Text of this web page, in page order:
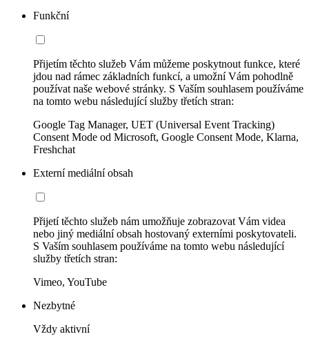
Funkční
Přijetím těchto služeb Vám můžeme poskytnout funkce, které
jdou nad rámec základních funkcí, a umožní Vám pohodlně
používat naše webové stránky. S Vaším souhlasem používáme
na tomto webu následující služby třetích stran:
Google Tag Manager, UET (Universal Event Tracking)
Consent Mode od Microsoft, Google Consent Mode, Klarna,
Freshchat
Externí mediální obsah
Přijetí těchto služeb nám umožňuje zobrazovat Vám videa
nebo jiný mediální obsah hostovaný externími poskytovateli.
S Vaším souhlasem používáme na tomto webu následující
služby třetích stran:
Vimeo, YouTube
Nezbytné
Vždy aktivní